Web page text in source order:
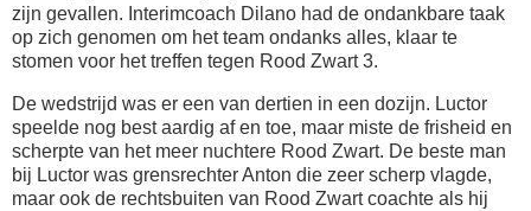
zijn gevallen. Interimcoach Dilano had de ondankbare taak
op zich genomen om het team ondanks alles, klaar te
stomen voor het treffen tegen Rood Zwart 3.
De wedstrijd was er een van dertien in een dozijn. Luctor
speelde nog best aardig af en toe, maar miste de frisheid en
scherpte van het meer nuchtere Rood Zwart. De beste man
bij Luctor was grensrechter Anton die zeer scherp vlagde,
maar ook de rechtsbuiten van Rood Zwart coachte als hij